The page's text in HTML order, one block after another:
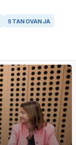
STANOVANJA